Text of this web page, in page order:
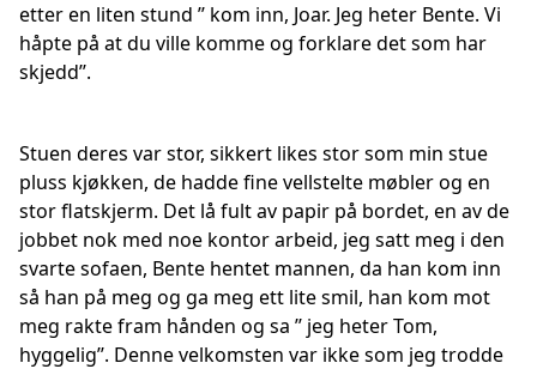
etter en liten stund ’’ kom inn, Joar. Jeg heter Bente. Vi
håpte på at du ville komme og forklare det som har
skjedd’’.
Stuen deres var stor, sikkert likes stor som min stue
pluss kjøkken, de hadde fine vellstelte møbler og en
stor flatskjerm. Det lå fult av papir på bordet, en av de
jobbet nok med noe kontor arbeid, jeg satt meg i den
svarte sofaen, Bente hentet mannen, da han kom inn
så han på meg og ga meg ett lite smil, han kom mot
meg rakte fram hånden og sa ’’ jeg heter Tom,
hyggelig’’. Denne velkomsten var ikke som jeg trodde